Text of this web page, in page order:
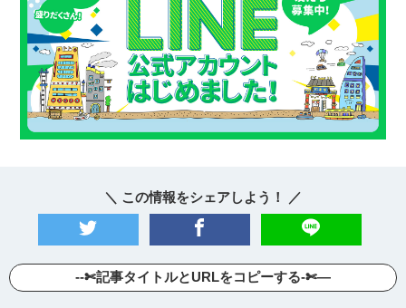
＼ この情報をシェアしよう！ ／
--✄記事タイトルとURLをコピーする-✄—